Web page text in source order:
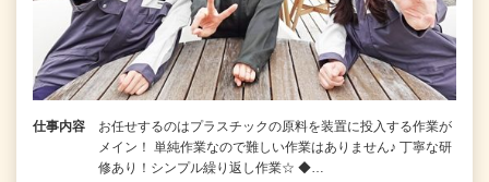
仕事内容
お任せするのはプラスチックの原料を装置に投入する作業が
メイン！ 単純作業なので難しい作業はありません♪ 丁寧な研
修あり！シンプル繰り返し作業☆ ◆…